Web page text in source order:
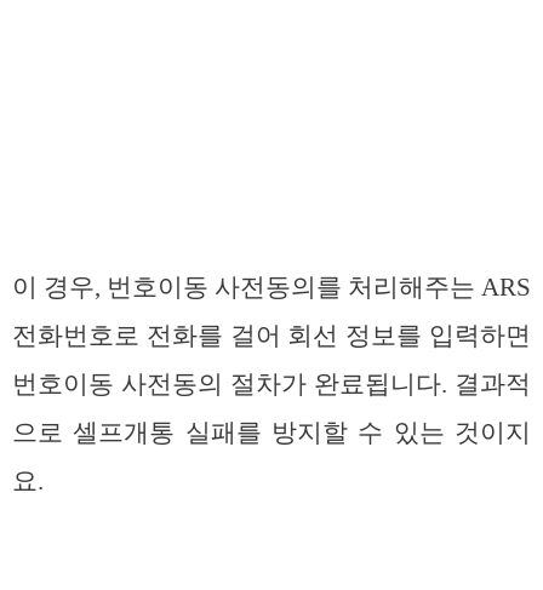
이 경우, 번호이동 사전동의를 처리해주는 ARS
전화번호로 전화를 걸어 회선 정보를 입력하면
번호이동 사전동의 절차가 완료됩니다. 결과적
으로 셀프개통 실패를 방지할 수 있는 것이지
요.